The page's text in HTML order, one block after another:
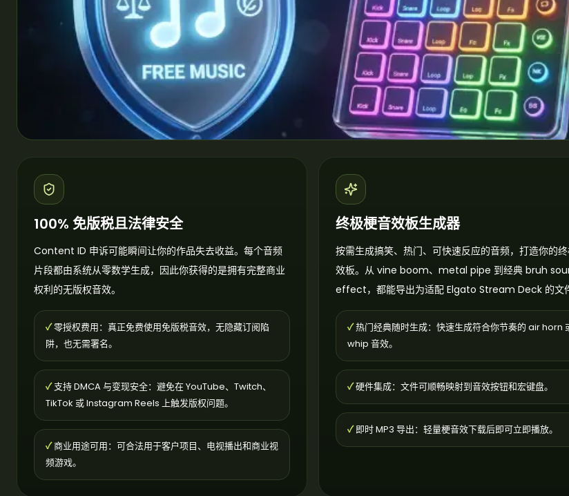
100% 免版税且法律安全
Content ID 申诉可能瞬间让你的作品失去收益。每个音频
片段都由系统从零数学生成，因此你获得的是拥有完整商业
权利的无版权音效。
✓零授权费用：真正免费使用免版税音效，无隐藏订阅陷
阱，也无需署名。
✓支持 DMCA 与变现安全：避免在 YouTube、Twitch、
TikTok 或 Instagram Reels 上触发版权问题。
✓商业用途可用：可合法用于客户项目、电视播出和商业视
频游戏。
终极梗音效板生成器
按需生成搞笑、热门、可快速反应的音频，打造你的
效板。从 vine boom、metal pipe 到经典 bruh
effect，都能导出为适配 Elgato Stream Deck 的文
✓热门经典随时生成：快速生成符合你节奏的 air horn
whip 音效。
✓硬件集成：文件可顺畅映射到音效按钮和宏键盘。
✓即时 MP3 导出：轻量梗音效下载后即可立即播放。